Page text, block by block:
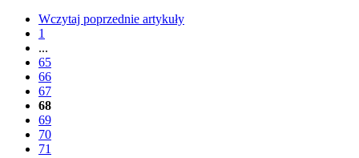
Wczytaj poprzednie artykuły
1
...
65
66
67
68
69
70
71